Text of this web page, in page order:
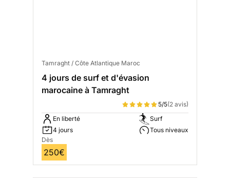
Tamraght / Côte Atlantique Maroc
4 jours de surf et d'évasion
marocaine à Tamraght
5/5(2 avis)
En liberté
4 jours
Surf
Tous niveaux
Dès
250€